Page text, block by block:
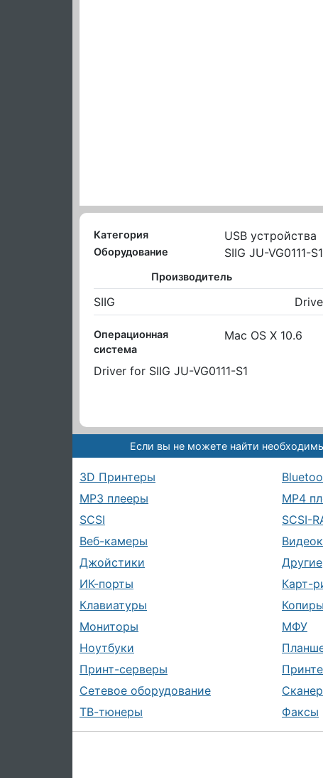
Категория USB устройства
Оборудование SIIG JU-VG0111-S1
Производитель
SIIG
Операционная
система
Mac OS X 10.6
Driver for SIIG JU-VG0111-S1
Если вы не можете найти
3D Принтеры
MP3 плееры
MP4
SCSI
SCSI-
Веб-камеры
Джойстики
Другие
ИК-порты
Карт-
Клавиатуры
Копиры
Мониторы
МФУ
Ноутбуки
Принт-серверы
Сетевое оборудование
ТВ-тюнеры
Факсы